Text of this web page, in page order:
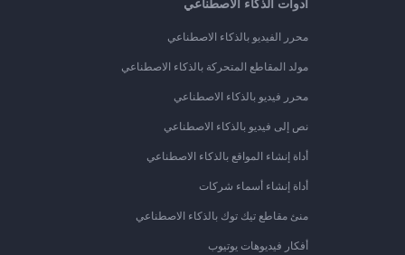
أدوات الذكاء الاصطناعي
محرر الفيديو بالذكاء الاصطناعي
مولد المقاطع المتحركة بالذكاء الاصطناعي
محرر فيديو بالذكاء الاصطناعي
نص إلى فيديو بالذكاء الاصطناعي
أداة إنشاء المواقع بالذكاء الاصطناعي
أداة إنشاء أسماء شركات
منئ مقاطع تيك توك بالذكاء الاصطناعي
أفكار فيديوهات يوتيوب